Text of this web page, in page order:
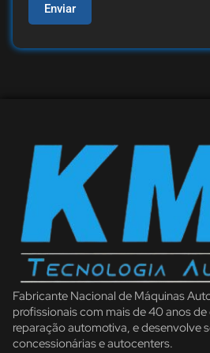
Enviar
Fabricante Nacional de Máquinas
profissionais com mais de 40 anos
reparação automotiva, e desenvolve
concessionárias e autocenters.